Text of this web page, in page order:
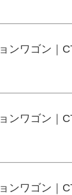
ンワゴン｜
ンワゴン｜
ンワゴン｜